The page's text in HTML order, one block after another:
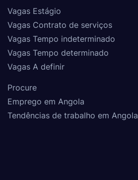
Vagas Estágio
Vagas Contrato de serviços
Vagas Tempo indeterminado
Vagas Tempo determinado
Vagas A definir
Procure
Emprego em Angola
Tendências de trabalho em Angola